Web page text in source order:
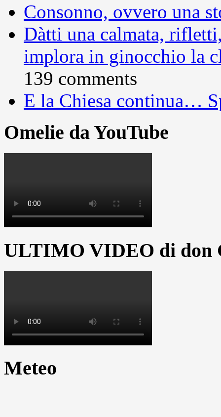
Consonno, ovvero una
Dàtti una calmata,
implora in ginocchio la
139 comments
E la Chiesa continua…
Omelie da YouTube
ULTIMO VIDEO di don
Meteo